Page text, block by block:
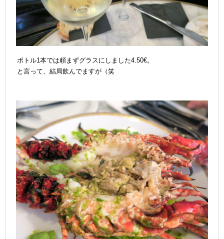
ボトル1本では頼まずグラスにしました4.50€。
と言って、結局飲んでますが（笑